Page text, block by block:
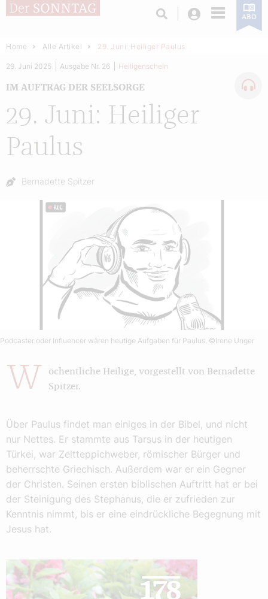
Login ABO
Home Alle Artikel 29. Juni: Heiliger Paulus
29. Juni: Heiliger
Paulus
IM AUFTRAG DER SEELSORGE
29. Juni 2025 Ausgabe Nr. 26 Heiligenschein
Autor:
Bernadette Spitzer
Podcaster oder Influencer wären heutige Aufgaben für Paulus. ©Irene Unger
W
öchentliche Heilige, vorgestellt von Bernadette
Spitzer.
Über Paulus findet man einiges in der Bibel, und nicht
nur Nettes. Er stammte aus Tarsus in der heutigen
Türkei, war Zeltteppichweber, römischer Bürger und
beherrschte Griechisch. Außerdem war er ein Gegner
der Christen. Seinen ersten biblischen Auftritt hat er bei
der Steinigung des Stephanus, die er zufrieden zur
Kenntnis nimmt, bis er eine eindrückliche Begegnung mit
Jesus hat.